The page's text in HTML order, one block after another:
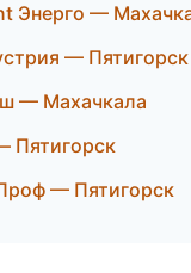
Энерго —
— Пятигорск
— Махачкала
Пятигорск
— Пятигорск